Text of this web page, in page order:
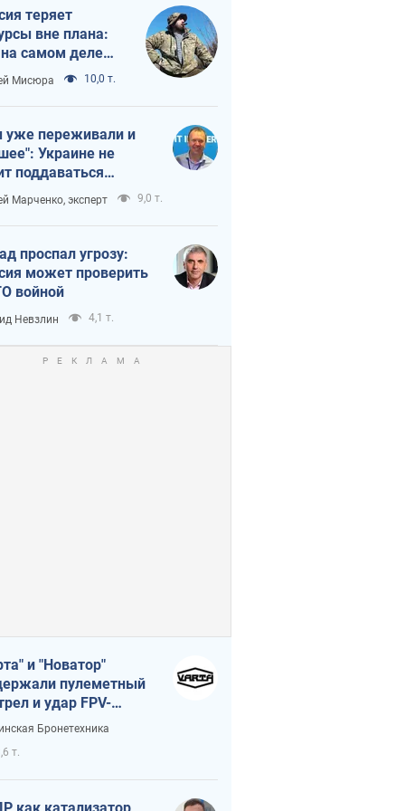
теряет
вне плана:
на самом деле
темп войны
Мисюра 10,0 т.
переживали и
Украине не
поддаваться
из-за
террора
Марченко, эксперт 9,0 т.
проспал угрозу:
может проверить
войной
Невзлин 4,1 т.
и "Новатор"
пулеметный
и удар FPV-
сохранив жизнь
Бронетехника
т.